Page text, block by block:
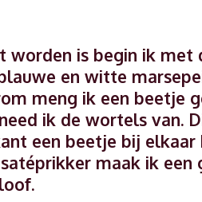
is begin ik met
en witte
meng ik een beetje
ik de wortels van.
een beetje bij
maak ik een